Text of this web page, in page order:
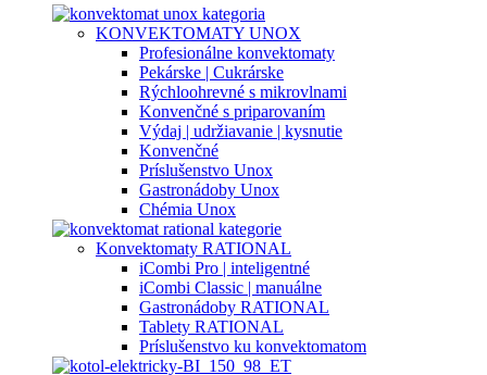
KONVEKTOMATY UNOX
Profesionálne konvektomaty
Pekárske | Cukrárske
Rýchloohrevné s mikrovlnami
Konvenčné s priparovaním
Výdaj | udržiavanie | kysnutie
Konvenčné
Príslušenstvo Unox
Gastronádoby Unox
Chémia Unox
Konvektomaty RATIONAL
iCombi Pro | inteligentné
iCombi Classic | manuálne
Gastronádoby RATIONAL
Tablety RATIONAL
Príslušenstvo ku konvektomatom